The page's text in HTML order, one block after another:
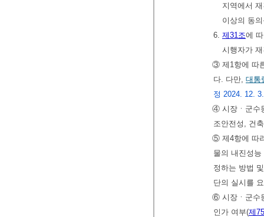
지역에서
이상의 동
6. 제31조에
시행자가
③ 제1항에 따
다. 다만, 대통
정 2024. 12.
④ 시장ㆍ군수
조안전성, 건
⑤ 제4항에 따
물의 내진성
정하는 방법
단의 실시를
⑥ 시장ㆍ군수
인가 여부(제